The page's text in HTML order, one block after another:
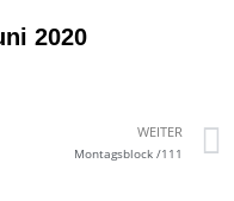
2020
WEITER
Montagsblock /111